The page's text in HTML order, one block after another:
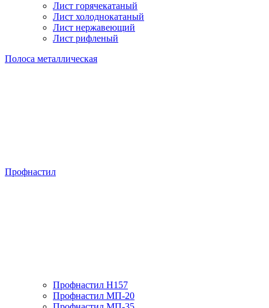
Лист горячекатаный
Лист холоднокатаный
Лист нержавеющий
Лист рифленый
Полоса металлическая
Профнастил
Профнастил H157
Профнастил МП-20